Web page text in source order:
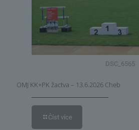
DSC_6565
OMJ KK+PK žactva – 13.6.2026 Cheb
Číst více